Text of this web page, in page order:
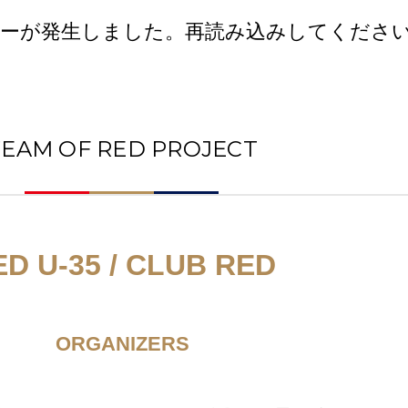
が発生しました。再読み込みしてくださ
OF RED PROJECT
U-35 / CLUB RED
ORGANIZERS